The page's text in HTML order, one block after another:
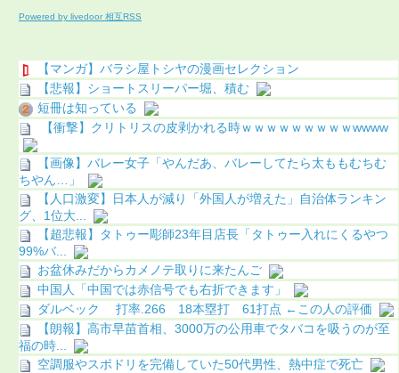
Powered by livedoor 相互RSS
【マンガ】バラシ屋トシヤの漫画セレクション
【悲報】ショートスリーパー堀、積む
短冊は知っている
【衝撃】クリトリスの皮剥かれる時ｗｗｗｗｗｗｗｗｗwwww
【画像】バレー女子「やんだあ、バレーしてたら太ももむちむ
ちやん…」
【人口激変】日本人が減り「外国人が増えた」自治体ランキン
グ、1位大...
【超悲報】タトゥー彫師23年目店長「タトゥー入れにくるやつ
99%バ...
お盆休みだからカメノテ取りに来たんご
中国人「中国では赤信号でも右折できます」
ダルベック 打率.266 18本塁打 61打点 ←この人の評価
【朗報】高市早苗首相、3000万の公用車でタバコを吸うのが至
福の時...
空調服やスポドリを完備していた50代男性、熱中症で死亡